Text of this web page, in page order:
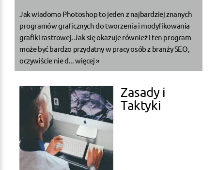
Jak wiadomo Photoshop to jeden z najbardziej znanych
programów graficznych do tworzenia i modyfikowania
grafiki rastrowej. Jak się okazuje również i ten program
może być bardzo przydatny w pracy osób z branży SEO,
oczywiście nie d... więcej »
Zasady i
Taktyki